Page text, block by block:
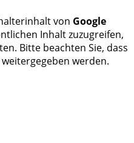
von Google
Inhalt zuzugreifen,
Bitte beachten Sie, dass
werden.